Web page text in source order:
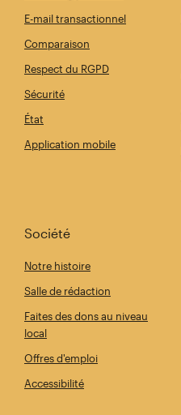
E-mail transactionnel
Comparaison
Respect du RGPD
Sécurité
État
Application mobile
Société
Notre histoire
Salle de rédaction
Faites des dons au niveau
local
Offres d'emploi
Accessibilité